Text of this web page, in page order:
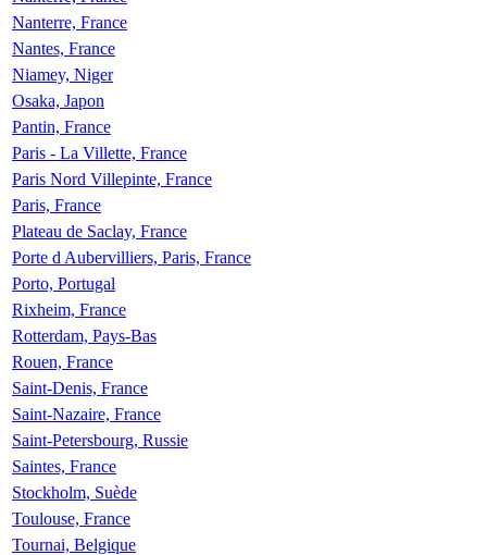
Nanterre, France
Nantes, France
Niamey, Niger
Osaka, Japon
Pantin, France
Paris - La Villette, France
Paris Nord Villepinte, France
Paris, France
Plateau de Saclay, France
Porte d Aubervilliers, Paris, France
Porto, Portugal
Rixheim, France
Rotterdam, Pays-Bas
Rouen, France
Saint-Denis, France
Saint-Nazaire, France
Saint-Petersbourg, Russie
Saintes, France
Stockholm, Suède
Toulouse, France
Tournai, Belgique